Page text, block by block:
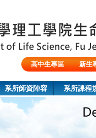
高中生專區
新生
系所師資陣容 系所課程